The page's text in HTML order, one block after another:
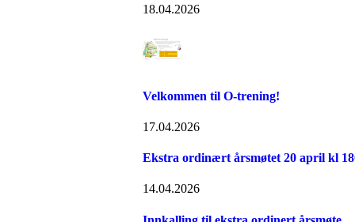
18.04.2026
Velkommen til O-trening!
17.04.2026
Ekstra ordinært årsmøtet 20 april kl
14.04.2026